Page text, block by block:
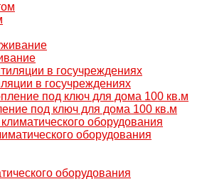
в госучреждениях
под ключ для дома 100 кв.м
оборудования